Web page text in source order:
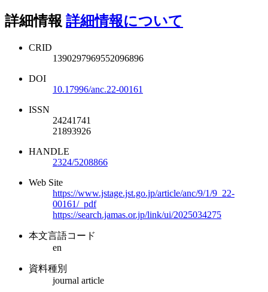
詳細情報 詳細情報について
CRID
1390297969552096896
DOI
10.17996/anc.22-00161
ISSN
24241741
21893926
HANDLE
2324/5208866
Web Site
https://www.jstage.jst.go.jp/article/anc/9/1/9_22-
00161/_pdf
https://search.jamas.or.jp/link/ui/2025034275
本文言語コード
en
資料種別
journal article